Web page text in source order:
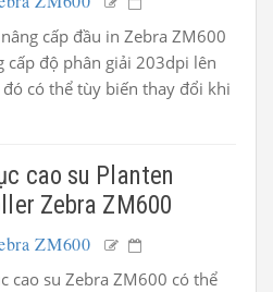
cấp đầu in Zebra ZM600
cấp độ phân giải 203dpi lên
có thể tùy biến thay đổi khi
cao su Planten
Zebra ZM600
ZM600
cao su Zebra ZM600 có thể